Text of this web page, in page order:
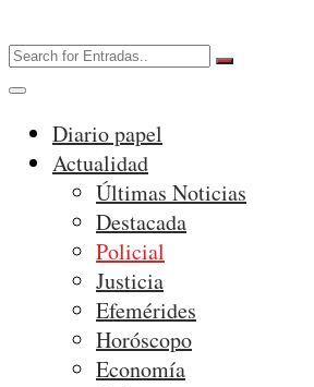
Diario papel
Actualidad
Últimas Noticias
Destacada
Policial
Justicia
Efemérides
Horóscopo
Economía